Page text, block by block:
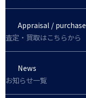
Appraisal / purchase
査定・買取はこちらから
News
お知らせ一覧